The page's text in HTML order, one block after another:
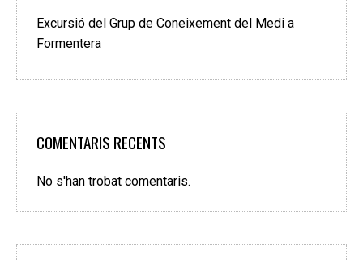
Excursió del Grup de Coneixement del Medi a
Formentera
COMENTARIS RECENTS
No s'han trobat comentaris.